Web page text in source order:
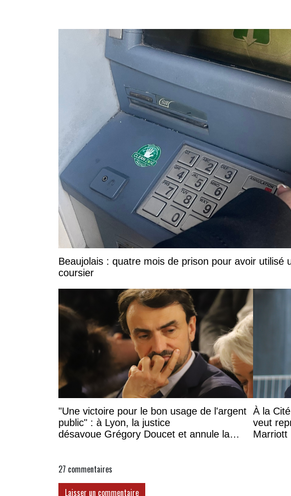
Beaujolais : quatre mois de prison pour avoir utilisé
coursier
"Une victoire pour le bon usage de l'argent
public" : à Lyon, la justice
désavoue Grégory Doucet et annule la
À la
veut
Marriott
27 commentaires
Laisser un commentaire